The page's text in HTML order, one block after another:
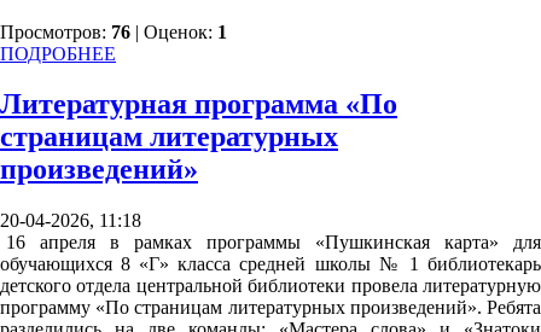
Просмотров: 76 | Оценок: 1
ПОДРОБНЕЕ
Литературная программа «По
страницам литературных
произведений»
20-04-2026, 11:18
16 апреля в рамках программы «Пушкинская карта» для
обучающихся 8 «Г» класса средней школы № 1 библиотекарь
детского отдела центральной библиотеки провела литературную
программу «По страницам литературных произведений». Ребята